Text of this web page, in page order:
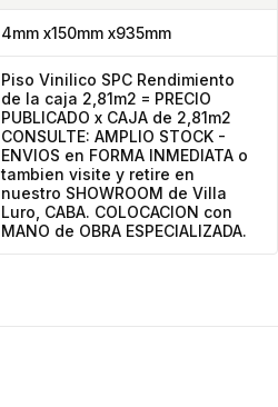
4mm x150mm x935mm
Piso Vinilico SPC Rendimiento
de la caja 2,81m2 = PRECIO
PUBLICADO x CAJA de 2,81m2
CONSULTE: AMPLIO STOCK -
ENVIOS en FORMA INMEDIATA o
tambien visite y retire en
nuestro SHOWROOM de Villa
Luro, CABA. COLOCACION con
MANO de OBRA ESPECIALIZADA.